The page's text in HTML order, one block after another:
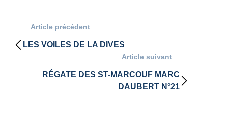
Article précédent
LES VOILES DE LA DIVES
Article suivant
RÉGATE DES ST-MARCOUF MARC
DAUBERT N°21